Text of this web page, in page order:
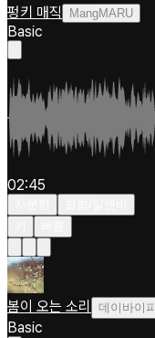
펑키 매직 MangMARU
Basic
02:45
봄이 오는 소리 데이바이
Basic